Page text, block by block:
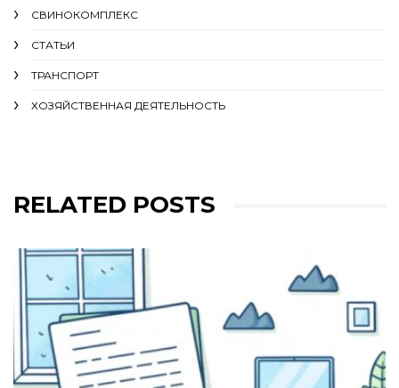
СВИНОКОМПЛЕКС
СТАТЬИ
ТРАНСПОРТ
ХОЗЯЙСТВЕННАЯ ДЕЯТЕЛЬНОСТЬ
RELATED POSTS